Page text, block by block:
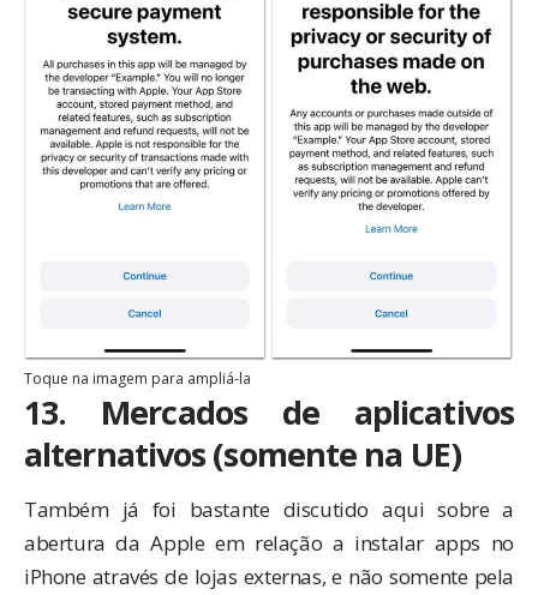
Toque na imagem para ampliá-la
13. Mercados de aplicativos
alternativos (somente na UE)
Também já foi bastante discutido aqui sobre a
abertura da Apple em relação a instalar apps no
iPhone através de lojas externas, e não somente pela